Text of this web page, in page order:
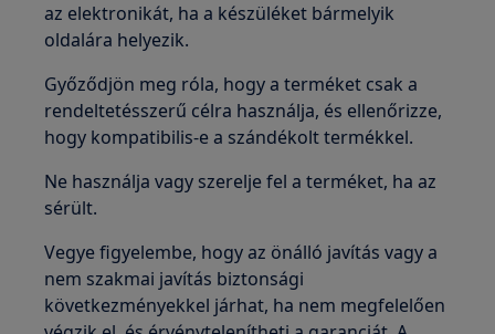
az elektronikát, ha a készüléket bármelyik
oldalára helyezik.
Győződjön meg róla, hogy a terméket csak a
rendeltetésszerű célra használja, és ellenőrizze,
hogy kompatibilis-e a szándékolt termékkel.
Ne használja vagy szerelje fel a terméket, ha az
sérült.
Vegye figyelembe, hogy az önálló javítás vagy a
nem szakmai javítás biztonsági
következményekkel járhat, ha nem megfelelően